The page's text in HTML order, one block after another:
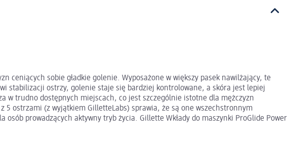
ceniących sobie gładkie golenie. Wyposażone w większy pasek nawilżający, te
stabilizacji ostrzy, golenie staje się bardziej kontrolowane, a skóra jest lepiej
w trudno dostępnych miejscach, co jest szczególnie istotne dla mężczyzn
ostrzami (z wyjątkiem GilletteLabs) sprawia, że są one wszechstronnym
prowadzących aktywny tryb życia. Gillette Wkłady do maszynki ProGlide Power